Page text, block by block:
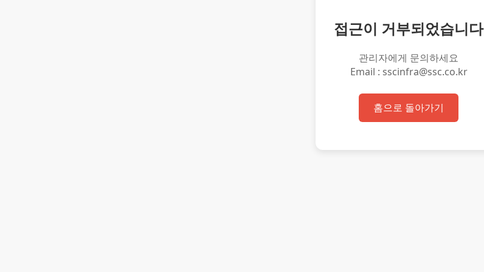
접근이 거부되었습니다
관리자에게 문의하세요
Email : sscinfra@ssc.co.kr
홈으로 돌아가기